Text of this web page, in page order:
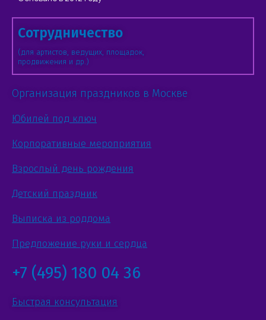
Сотрудничество
(для артистов, ведущих, площадок,
продвижения и др.)
Организация праздников в Москве
Юбилей под ключ
Корпоративные мероприятия
Взрослый день рождения
Детский праздник
Выписка из роддома
Предложение руки и сердца
+7 (495) 180 04 36
Быстрая консультация